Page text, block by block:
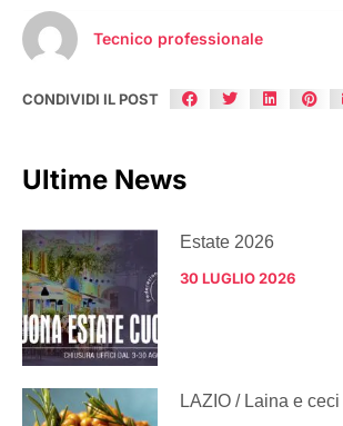
Tecnico professionale
CONDIVIDI IL POST
Ultime News
Estate 2026
30 LUGLIO 2026
LAZIO / Laina e ceci